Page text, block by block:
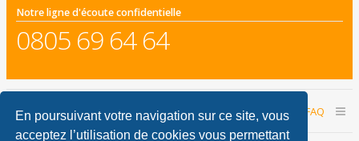
En poursuivant votre navigation sur ce site, vous
acceptez l’utilisation de cookies vous permettant
Notre ligne d'écoute confidentielle
0805 69 64 64
Accueil du forum FAQ
Nous contacter